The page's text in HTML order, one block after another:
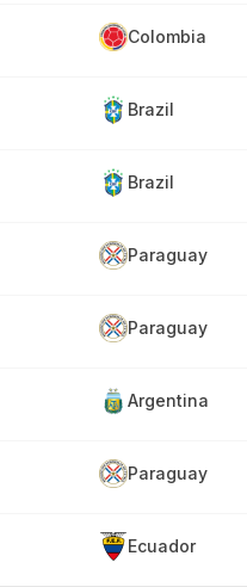
Colombia
Brazil
Brazil
Paraguay
Paraguay
Argentina
Paraguay
Ecuador